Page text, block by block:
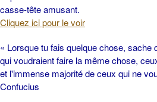
casse-tête amusant.
Cliquez ici pour le voir
« Lorsque tu fais quelque chose, sache
qui voudraient faire la même chose,
et l'immense majorité de ceux qui ne
Confucius